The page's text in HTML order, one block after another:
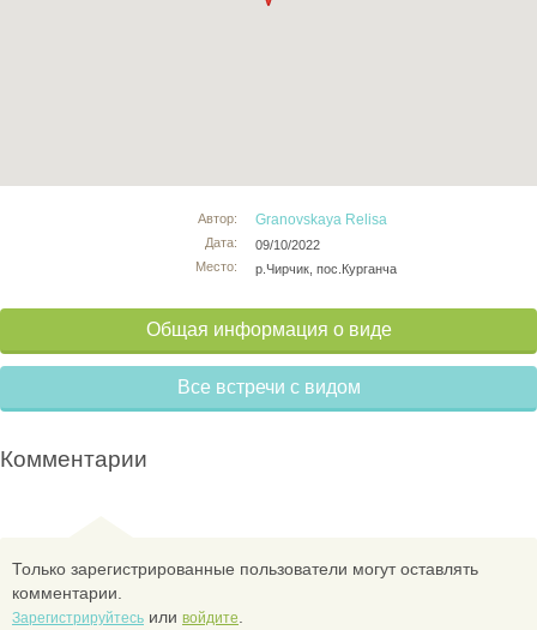
Автор:
Дата:
Место:
Granovskaya Relisa
09/10/2022
р.Чирчик, пос.Курганча
Общая информация о виде
Все встречи с видом
Комментарии
Только зарегистрированные пользователи могут оставлять
комментарии.
Зарегистрируйтесь или войдите